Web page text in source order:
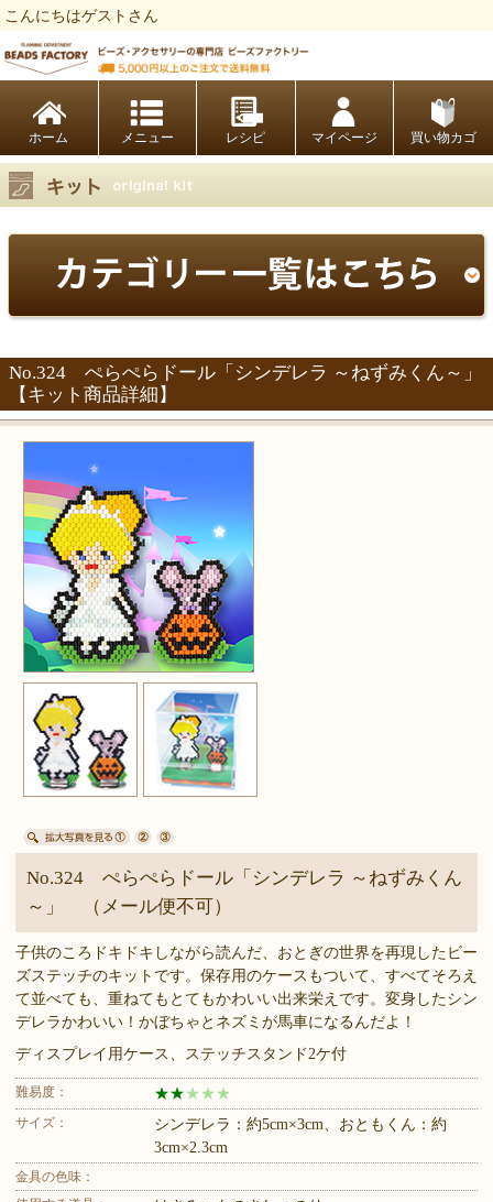
こんにちはゲストさん
ホーム レシピ マイページ 買い物カゴ
No.324 ぺらぺらドール「シンデレラ ～ねずみくん～」
【キット商品詳細】
No.324 ぺらぺらドール「シンデレラ ～ねずみくん
～」 （メール便不可）
子供のころドキドキしながら読んだ、おとぎの世界を再現したビー
ズステッチのキットです。保存用のケースもついて、すべてそろえ
て並べても、重ねてもとてもかわいい出来栄えです。変身したシン
デレラかわいい！かぼちゃとネズミが馬車になるんだよ！
ディスプレイ用ケース、ステッチスタンド2ケ付
難易度： ★★ ★ ★ ★
サイズ：
シンデレラ：約5cm×3cm、おともくん：約
3cm×2.3cm
金具の色味：